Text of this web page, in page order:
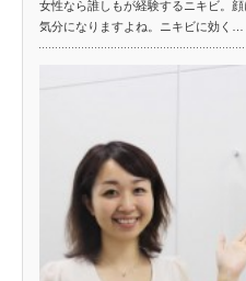
女性なら誰しもが経験するニキビ。
気分になりますよね。ニキビに効く…